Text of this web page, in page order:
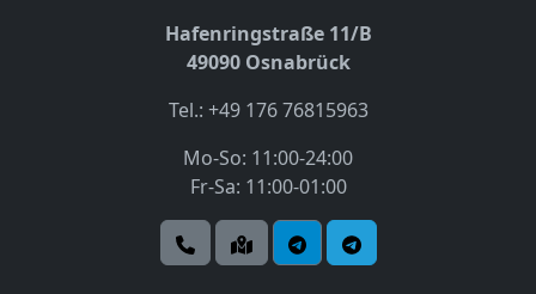
Hafenringstraße 11/B
49090 Osnabrück
Tel.: +49 176 76815963
Mo-So: 11:00-24:00
Fr-Sa: 11:00-01:00